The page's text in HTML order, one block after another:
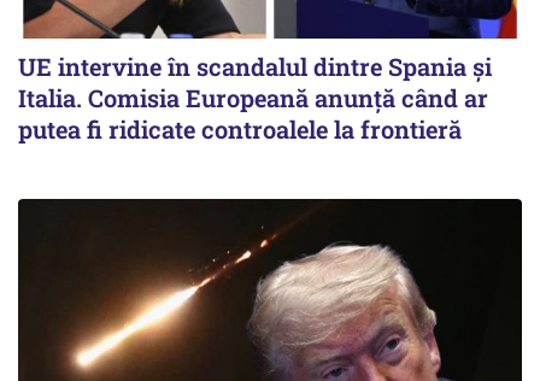
UE intervine în scandalul dintre Spania și
Italia. Comisia Europeană anunță când ar
putea fi ridicate controalele la frontieră